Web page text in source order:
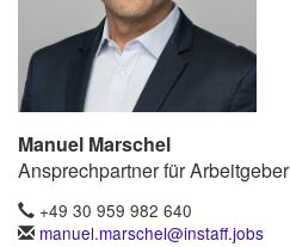
Manuel Marschel
Ansprechpartner für Arbeitgeber
+49 30 959 982 640
manuel.marschel@instaff.jobs